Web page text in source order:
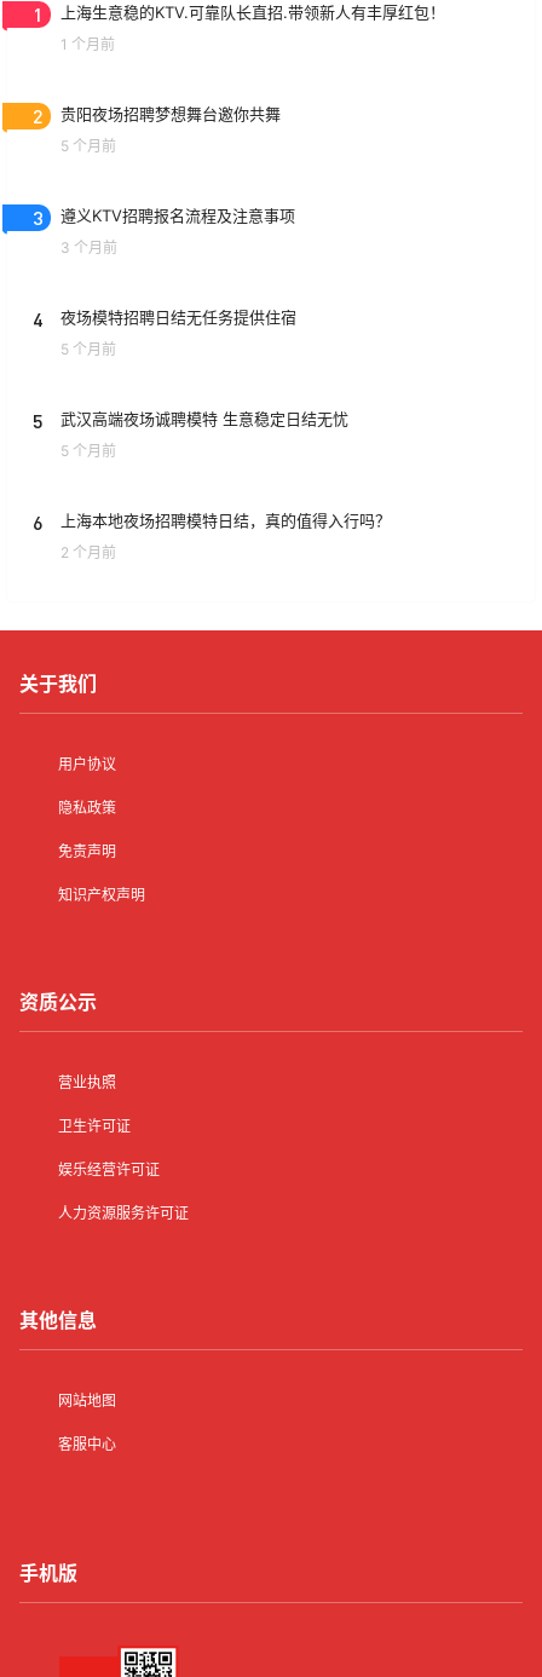
1 上海生意稳的KTV.可靠队长直招.带领新人有丰厚红包！
1 个月前
2 贵阳夜场招聘梦想舞台邀你共舞
5 个月前
3 遵义KTV招聘报名流程及注意事项
3 个月前
4 夜场模特招聘日结无任务提供住宿
5 个月前
5 武汉高端夜场诚聘模特 生意稳定日结无忧
5 个月前
6 上海本地夜场招聘模特日结，真的值得入行吗？
2 个月前
关于我们
用户协议
隐私政策
免责声明
知识产权声明
资质公示
营业执照
卫生许可证
娱乐经营许可证
人力资源服务许可证
其他信息
网站地图
客服中心
手机版